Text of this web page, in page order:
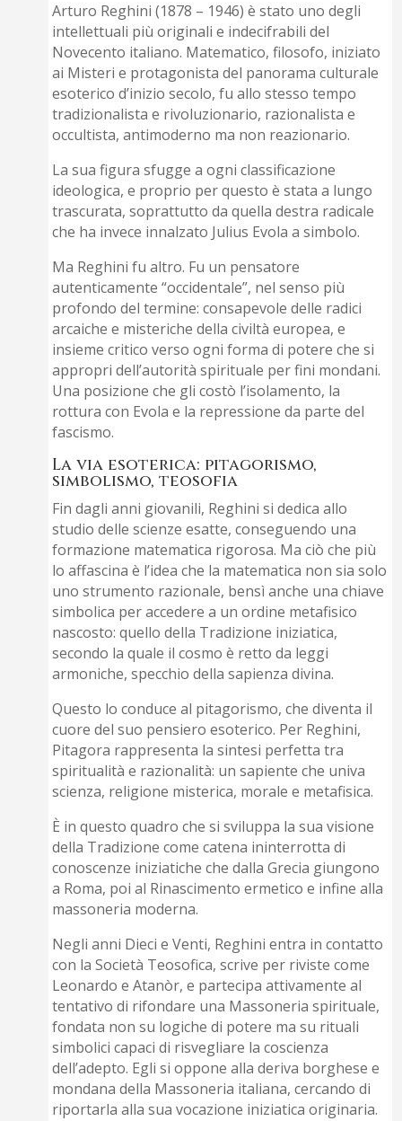
Arturo Reghini (1878 – 1946) è stato uno degli
intellettuali più originali e indecifrabili del
Novecento italiano. Matematico, filosofo, iniziato
ai Misteri e protagonista del panorama culturale
esoterico d’inizio secolo, fu allo stesso tempo
tradizionalista e rivoluzionario, razionalista e
occultista, antimoderno ma non reazionario.
La sua figura sfugge a ogni classificazione
ideologica, e proprio per questo è stata a lungo
trascurata, soprattutto da quella destra radicale
che ha invece innalzato Julius Evola a simbolo.
Ma Reghini fu altro. Fu un pensatore
autenticamente “occidentale”, nel senso più
profondo del termine: consapevole delle radici
arcaiche e misteriche della civiltà europea, e
insieme critico verso ogni forma di potere che si
appropri dell’autorità spirituale per fini mondani.
Una posizione che gli costò l’isolamento, la
rottura con Evola e la repressione da parte del
fascismo.
La via esoterica: pitagorismo,
simbolismo, teosofia
Fin dagli anni giovanili, Reghini si dedica allo
studio delle scienze esatte, conseguendo una
formazione matematica rigorosa. Ma ciò che più
lo affascina è l’idea che la matematica non sia solo
uno strumento razionale, bensì anche una chiave
simbolica per accedere a un ordine metafisico
nascosto: quello della Tradizione iniziatica,
secondo la quale il cosmo è retto da leggi
armoniche, specchio della sapienza divina.
Questo lo conduce al pitagorismo, che diventa il
cuore del suo pensiero esoterico. Per Reghini,
Pitagora rappresenta la sintesi perfetta tra
spiritualità e razionalità: un sapiente che univa
scienza, religione misterica, morale e metafisica.
È in questo quadro che si sviluppa la sua visione
della Tradizione come catena ininterrotta di
conoscenze iniziatiche che dalla Grecia giungono
a Roma, poi al Rinascimento ermetico e infine alla
massoneria moderna.
Negli anni Dieci e Venti, Reghini entra in contatto
con la Società Teosofica, scrive per riviste come
Leonardo e Atanòr, e partecipa attivamente al
tentativo di rifondare una Massoneria spirituale,
fondata non su logiche di potere ma su rituali
simbolici capaci di risvegliare la coscienza
dell’adepto. Egli si oppone alla deriva borghese e
mondana della Massoneria italiana, cercando di
riportarla alla sua vocazione iniziatica originaria.